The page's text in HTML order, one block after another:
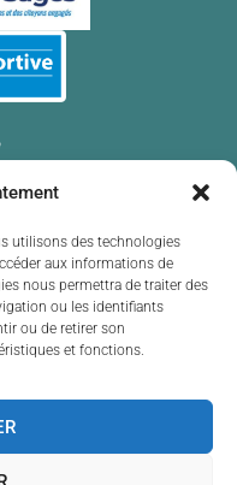
utilisons des technologies
aux informations de
nous permettra de traiter des
ou les identifiants
ou de retirer son
et fonctions.
13h30 à 17h30
13h30 à 17h30
13h30 à 17h30
de 13h30 à 17h30